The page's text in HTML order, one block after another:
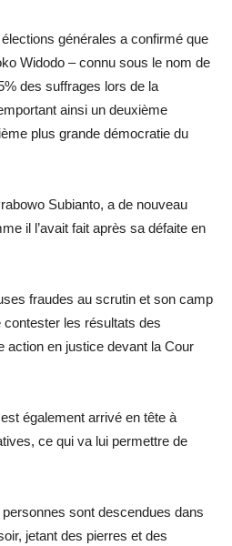
générales a confirmé que
Widodo – connu sous le nom de
des suffrages lors de la
ainsi un deuxième
plus grande démocratie du
Subianto, a de nouveau
il l’avait fait après sa défaite en
fraudes au scrutin et son camp
les résultats des
action en justice devant la Cour
également arrivé en tête à
ce qui va lui permettre de
sont descendues dans
jetant des pierres et des